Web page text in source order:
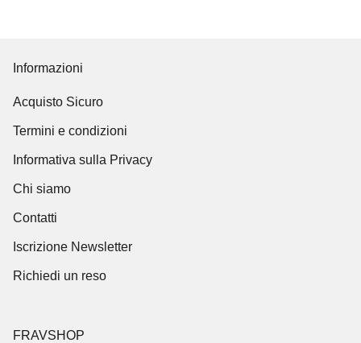
Informazioni
Acquisto Sicuro
Termini e condizioni
Informativa sulla Privacy
Chi siamo
Contatti
Iscrizione Newsletter
Richiedi un reso
FRAVSHOP